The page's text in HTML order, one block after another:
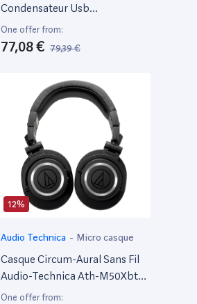
Condensateur Usb
Omnidirectionnel De Table
One offer from:
77,08 € 79,39 €
12%
Audio Technica - Micro casque
Casque Circum-Aural Sans Fil
Audio-Technica Ath-M50Xbt2
Bluetooth Noir
One offer from: